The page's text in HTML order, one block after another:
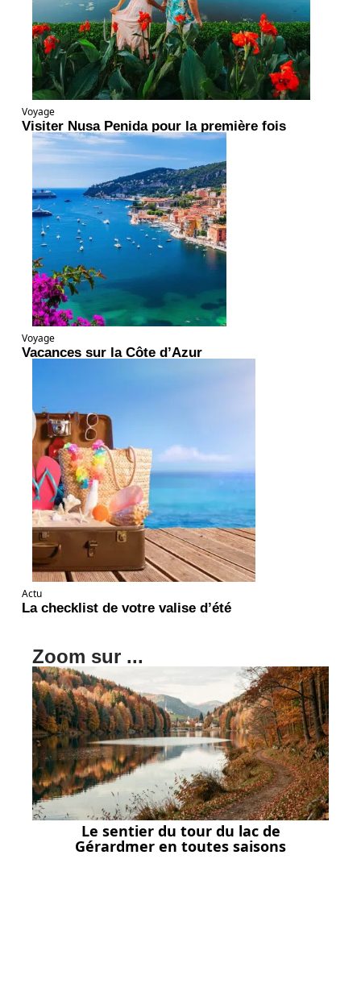
Voyage
Visiter Nusa Penida pour la première fois
Voyage
Vacances sur la Côte d’Azur
Actu
La checklist de votre valise d’été
Zoom sur ...
Le sentier du tour du lac de
Gérardmer en toutes saisons